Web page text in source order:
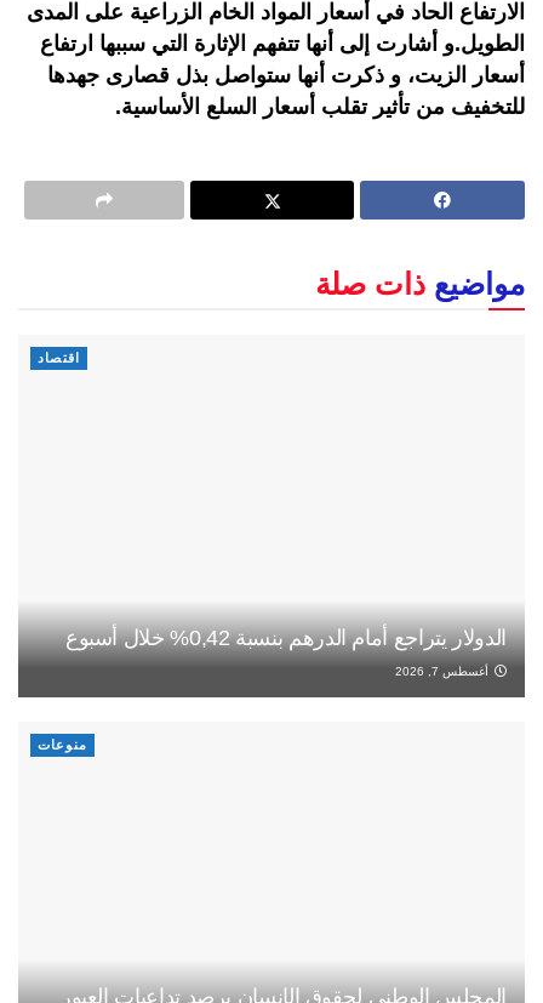
الارتفاع الحاد في أسعار المواد الخام الزراعية على المدى
الطويل.و أشارت إلى أنها تتفهم الإثارة التي سببها ارتفاع
أسعار الزيت، و ذكرت أنها ستواصل بذل قصارى جهدها
للتخفيف من تأثير تقلب أسعار السلع الأساسية.
مواضيع ذات صلة
اقتصاد
الدولار يتراجع أمام الدرهم بنسبة 0,42% خلال أسبوع
أغسطس 7, 2026
منوعات
المجلس الوطني لحقوق الإنسان يرصد تداعيات العبور